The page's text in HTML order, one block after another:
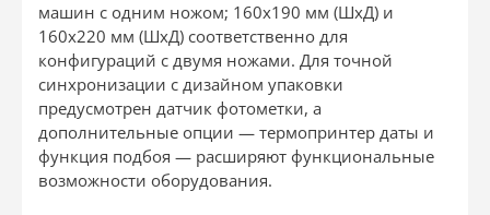
машин с одним ножом; 160х190 мм (ШхД) и
160х220 мм (ШхД) соответственно для
конфигураций с двумя ножами. Для точной
синхронизации с дизайном упаковки
предусмотрен датчик фотометки, а
дополнительные опции — термопринтер даты и
функция подбоя — расширяют функциональные
возможности оборудования.